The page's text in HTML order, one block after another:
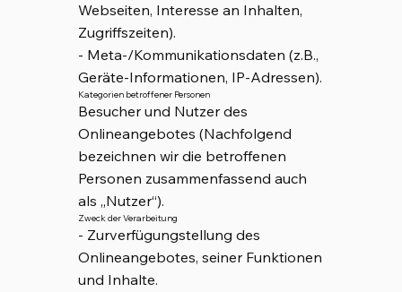
Webseiten, Interesse an Inhalten,
Zugriffszeiten).
- Meta-/Kommunikationsdaten (z.B.,
Geräte-Informationen, IP-Adressen).
Kategorien betroffener Personen
Besucher und Nutzer des
Onlineangebotes (Nachfolgend
bezeichnen wir die betroffenen
Personen zusammenfassend auch
als „Nutzer“).
Zweck der Verarbeitung
- Zurverfügungstellung des
Onlineangebotes, seiner Funktionen
und Inhalte.